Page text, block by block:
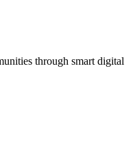
through smart digital